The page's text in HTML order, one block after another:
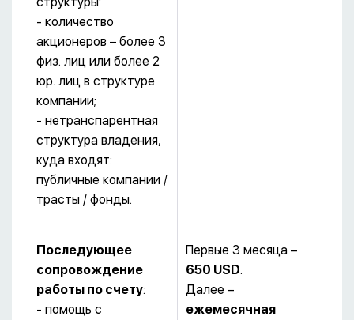
- количество
акционеров – более 3
физ. лиц или более 2
юр. лиц в структуре
компании;
- нетранспарентная
структура владения,
куда входят:
публичные компании /
трасты / фонды.
Последующее
сопровождение
работы по счету:
- помощь с
Первые 3 месяца –
650 USD.
Далее –
ежемесячная